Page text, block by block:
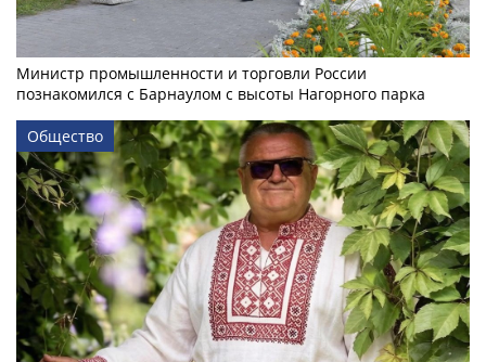
Министр промышленности и торговли России
познакомился с Барнаулом с высоты Нагорного парка
Общество